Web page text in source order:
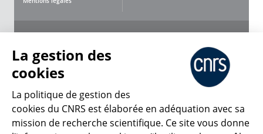
CNRS Le Mag
La gestion des
cookies
La politique de gestion des
cookies du CNRS est élaborée en adéquation avec sa
mission de recherche scientifique. Ce site vous donne